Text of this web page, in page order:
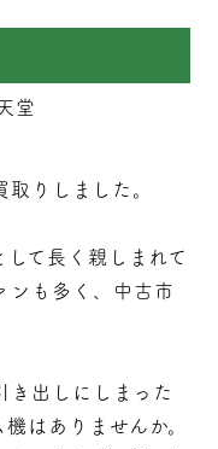
堂
りしました。
て長く親しまれて
ンも多く、中古市
き出しにしまった
はありませんか。